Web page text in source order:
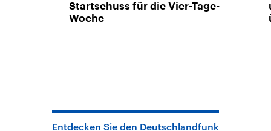
Startschuss für die Vier-Tage-
Woche
Entdecken Sie den Deutschlandfunk